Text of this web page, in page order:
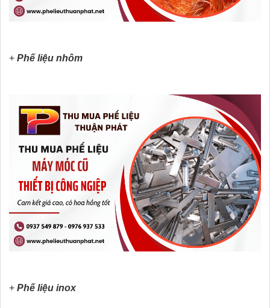
+ Phế liệu nhôm
+ Phế liệu inox